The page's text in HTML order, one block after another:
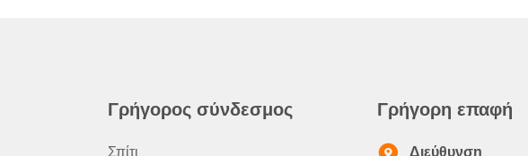
Γρήγορος σύνδεσμος
Σπίτι
Γρήγορη επαφή
Διεύθυνση